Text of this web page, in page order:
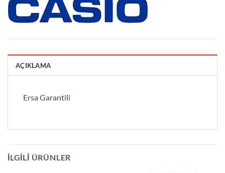
AÇIKLAMA
Ersa Garantili
İLGILI ÜRÜNLER